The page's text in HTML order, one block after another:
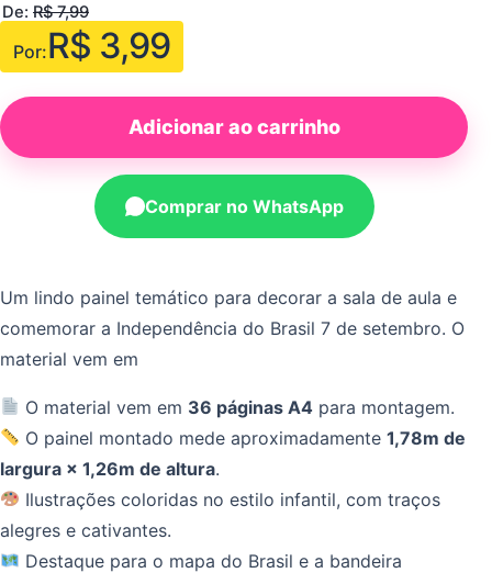
De: R$7,99
Por:R$ 3,99
Adicionar ao carrinho
Comprar no WhatsApp
Um lindo painel temático para decorar a sala de aula e
comemorar a Independência do Brasil 7 de setembro. O
material vem em
O material vem em 36 páginas A4 para montagem.
O painel montado mede aproximadamente1,78m de
largura × 1,26m de altura.
Ilustrações coloridas no estilo infantil, com traços
alegres e cativantes.
Destaque para o mapa do Brasil e a bandeira